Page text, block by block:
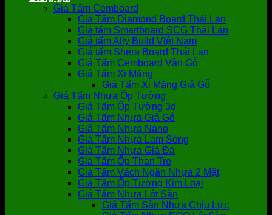
Giá Tấm Cemboard
Giá Tấm Diamond Board Thái Lan
Giá tấm Smartboard SCG Thái Lan
Giá tấm Ally Build Việt Nam
Giá tấm Shera Board Thái Lan
Giá Tấm Cemboard Vân Gỗ
Giá Tấm Xi Măng
Giá Tấm Xi Măng Giả Gỗ
Giá Tấm Nhựa Ốp Tường
Giá Tấm Ốp Tường 3d
Giá Tấm Nhựa Giả Gỗ
Giá Tấm Nhựa Nano
Giá Tấm Nhựa Lam Sóng
Giá Tấm Nhựa Giả Đá
Giá Tấm Ốp Than Tre
Giá Tấm Vách Ngăn Nhựa 2 Mặt
Giá Tấm Ốp Tường Kim Loại
Giá Tấm Nhựa Lót Sàn
Giá Tấm Sàn Nhựa Chịu Lực